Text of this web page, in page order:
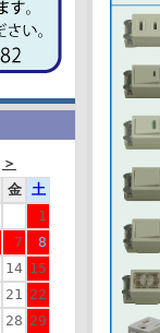
＞
金
土
1
7
8
14 15
21 22
28 29